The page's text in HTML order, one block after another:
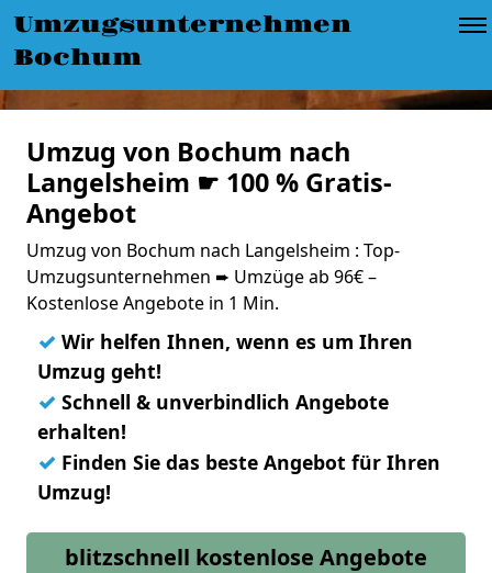
Umzugsunternehmen
Bochum
Umzug von Bochum nach
Langelsheim ☛ 100 % Gratis-
Angebot
Umzug von Bochum nach Langelsheim : Top-
Umzugsunternehmen ➨ Umzüge ab 96€ –
Kostenlose Angebote in 1 Min.
✓ Wir helfen Ihnen, wenn es um Ihren
Umzug geht!
✓ Schnell & unverbindlich Angebote
erhalten!
✓ Finden Sie das beste Angebot für Ihren
Umzug!
blitzschnell kostenlose Angebote